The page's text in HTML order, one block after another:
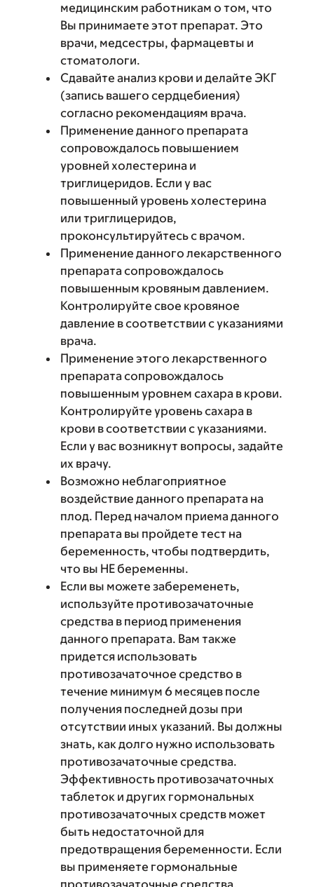
медицинским работникам о том, что
Вы принимаете этот препарат. Это
врачи, медсестры, фармацевты и
стоматологи.
Сдавайте анализ крови и делайте ЭКГ
(запись вашего сердцебиения)
согласно рекомендациям врача.
Применение данного препарата
сопровождалось повышением
уровней холестерина и
триглицеридов. Если у вас
повышенный уровень холестерина
или триглицеридов,
проконсультируйтесь с врачом.
Применение данного лекарственного
препарата сопровождалось
повышенным кровяным давлением.
Контролируйте свое кровяное
давление в соответствии с указаниями
врача.
Применение этого лекарственного
препарата сопровождалось
повышенным уровнем сахара в крови.
Контролируйте уровень сахара в
крови в соответствии с указаниями.
Если у вас возникнут вопросы, задайте
их врачу.
Возможно неблагоприятное
воздействие данного препарата на
плод. Перед началом приема данного
препарата вы пройдете тест на
беременность, чтобы подтвердить,
что вы НЕ беременны.
Если вы можете забеременеть,
используйте противозачаточные
средства в период применения
данного препарата. Вам также
придется использовать
противозачаточное средство в
течение минимум 6 месяцев после
получения последней дозы при
отсутствии иных указаний. Вы должны
знать, как долго нужно использовать
противозачаточные средства.
Эффективность противозачаточных
таблеток и других гормональных
противозачаточных средств может
быть недостаточной для
предотвращения беременности. Если
вы применяете гормональные
противозачаточные средства,